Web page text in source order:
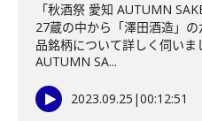
「秋酒祭 愛知 AUTUMN
27蔵の中から「澤田酒造」
品銘柄について詳しく伺い
AUTUMN SA...
2023.09.25 |00:12:51